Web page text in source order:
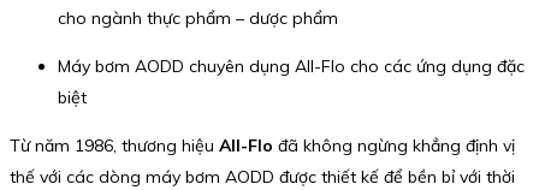
cho ngành thực phẩm – dược phẩm
Máy bơm AODD chuyên dụng All-Flo cho các ứng dụng đặc
biệt
Từ năm 1986, thương hiệu All-Flo đã không ngừng khẳng định vị
thế với các dòng máy bơm AODD được thiết kế để bền bỉ với thời